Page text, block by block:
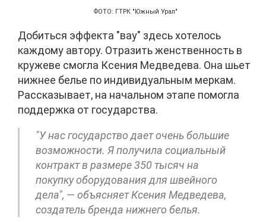
ФОТО: ГТРК "Южный Урал"
Добиться эффекта "вау" здесь хотелось
каждому автору. Отразить женственность в
кружеве смогла Ксения Медведева. Она шьет
нижнее белье по индивидуальным меркам.
Рассказывает, на начальном этапе помогла
поддержка от государства.
"У нас государство дает очень большие
возможности. Я получила социальный
контракт в размере 350 тысяч на
покупку оборудования для швейного
дела", — объясняет Ксения Медведева,
создатель бренда нижнего белья.